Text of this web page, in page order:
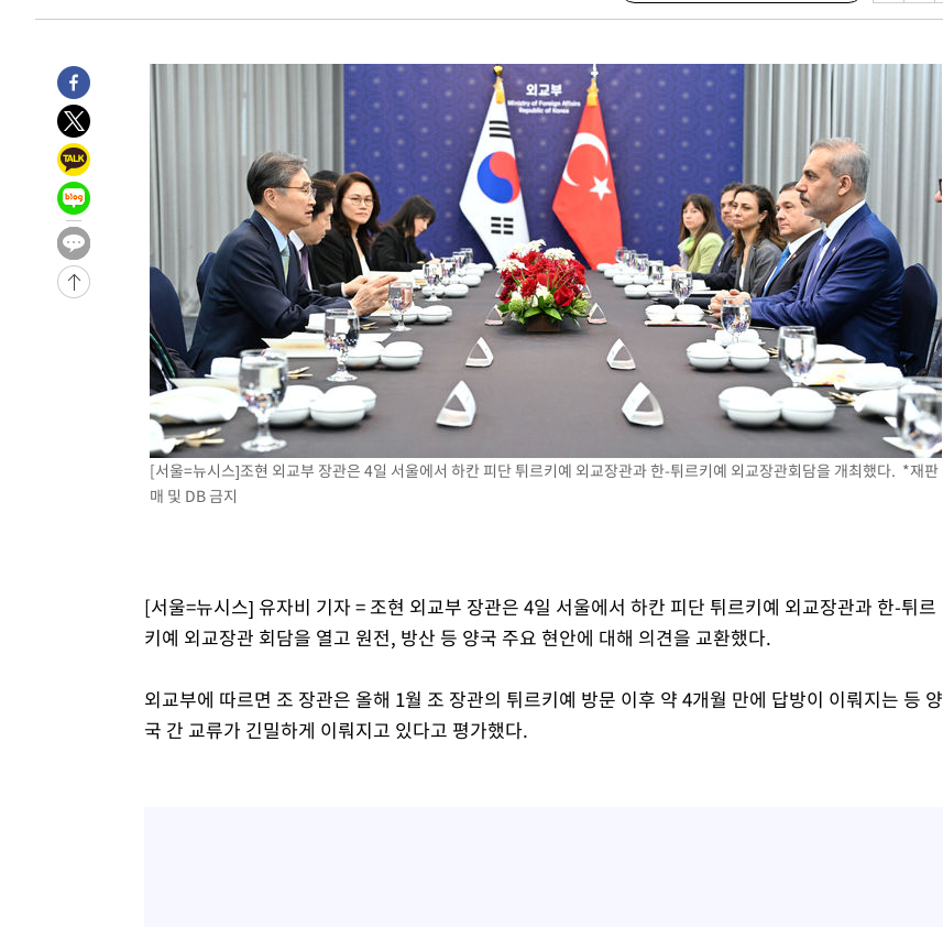
-9024초 전 >[속보]장은수, KLPGA 제주삼다수 역전 우승…데뷔 10년 차에 첫 정
-4316초 전 >
손흥민, 68분 뛰고 2경기 침묵…LAFC, 톨루카에 1-0 승리(종합)
-3588초 전 >
'2경기 연속 침묵' 손흥민, 톨루카전 68분만 뛰고 슈팅 0개
-2340초 전 >
이강인, 오늘 서울서 AT마드리드 입단식…'전례 없는 특급대우'
2시간 전 >
'여긴 20도, 저긴 50도'…열화상 카메라로 본 폭염 저감시설 '온도차'
3시간 전 >
콜롬비아 신임 우파 대통령 취임 하루만에 차량폭탄 폭발 사건
-30650초 전 >
'AT마드리드 7번' 이강인, 맨시티 상대로 비공식 데뷔전
-30152초 전 >
[속보]'AT마드리드 7번' 이강인, 맨시티 상대로 비공식 데뷔전
-28216초 전 >
네타냐후, 트럼프의 가자 평화 2차 15개조 평화안 '거부'
이강인 ATM 입단식에 '상암벌 들썩'…"세계적인 선수 되길"
태풍 돌핀, 중 저장성 타이저우시 해안에 상륙 (1보)
AT마드리드 데뷔 앞둔 이강인, 맨시티전 선발 대신 '벤치 시작'
[속보]與 강원·TK 당원투표 합산 김민석 48.54%로 승리…정청래
與 강원·TK 당원투표 합산 김민석 46.01%로 승리…정청래
[속보]與전대 권리당원투표…강원·경북 김민석, 대구 정청래 승리
[속보]與 당대표 경선, 경북 권리당원 투표 김민석 47.37%·정청래
"일본축구협회, 대한축구협회 성 접대 의혹 심판 조사"
[속보]장은수, KLPGA 제주삼다수 역전 우승…데뷔 10년 차에 첫 정
손흥민, 68분 뛰고 2경기 침묵…LAFC, 톨루카에 1-0 승리(종합)
'2경기 연속 침묵' 손흥민, 톨루카전 68분만 뛰고 슈팅 0개
[서울=뉴시스]조현 외교부 장관은 4일 서울에서 하칸 피단 튀르키예 외교장관과 한-튀르키예 외교장관회담을 개최했다. *재판
매 및 DB 금지
[서울=뉴시스] 유자비 기자 = 조현 외교부 장관은 4일 서울에서 하칸 피단 튀르키예 외교장관과 한-튀르
키예 외교장관 회담을 열고 원전, 방산 등 양국 주요 현안에 대해 의견을 교환했다.
외교부에 따르면 조 장관은 올해 1월 조 장관의 튀르키예 방문 이후 약 4개월 만에 답방이 이뤄지는 등 양
국 간 교류가 긴밀하게 이뤄지고 있다고 평가했다.